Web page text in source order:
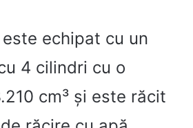
echipat cu un
4 cilindri cu o
cm³ și este răcit